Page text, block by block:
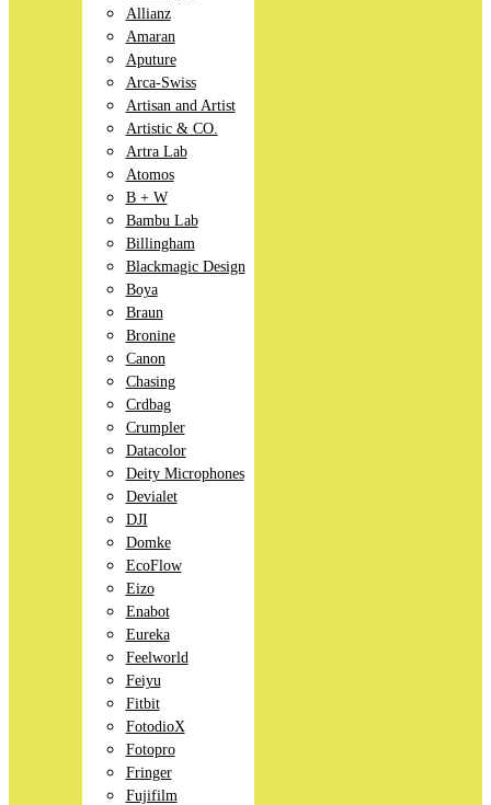
Allianz
Amaran
Aputure
Arca-Swiss
Artisan and Artist
Artistic & CO.
Artra Lab
Atomos
B + W
Bambu Lab
Billingham
Blackmagic Design
Boya
Braun
Bronine
Canon
Chasing
Crdbag
Crumpler
Datacolor
Deity Microphones
Devialet
DJI
Domke
EcoFlow
Eizo
Enabot
Eureka
Feelworld
Feiyu
Fitbit
FotodioX
Fotopro
Fringer
Fujifilm